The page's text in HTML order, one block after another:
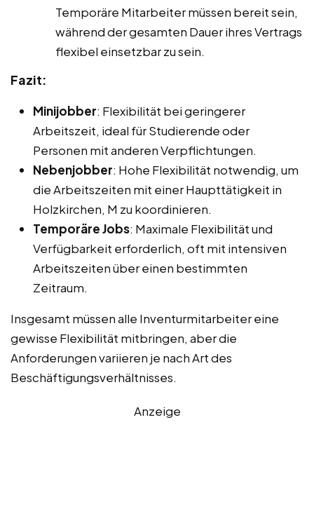
Temporäre Mitarbeiter müssen bereit sein,
während der gesamten Dauer ihres Vertrags
flexibel einsetzbar zu sein.
Fazit:
Minijobber: Flexibilität bei geringerer
Arbeitszeit, ideal für Studierende oder
Personen mit anderen Verpflichtungen.
Nebenjobber: Hohe Flexibilität notwendig, um
die Arbeitszeiten mit einer Haupttätigkeit in
Holzkirchen, M zu koordinieren.
Temporäre Jobs: Maximale Flexibilität und
Verfügbarkeit erforderlich, oft mit intensiven
Arbeitszeiten über einen bestimmten
Zeitraum.
Insgesamt müssen alle Inventurmitarbeiter eine
gewisse Flexibilität mitbringen, aber die
Anforderungen variieren je nach Art des
Beschäftigungsverhältnisses.
Anzeige